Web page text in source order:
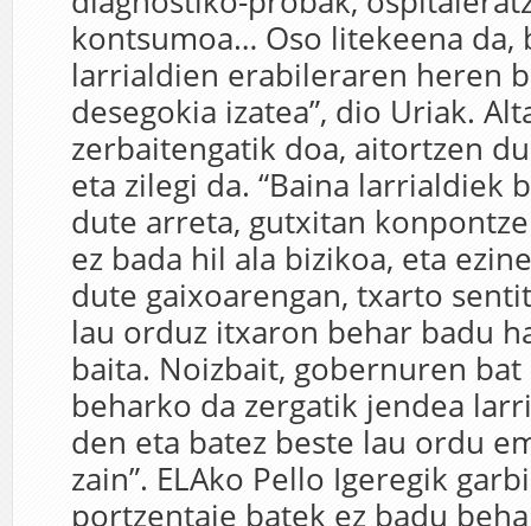
kontsumoa… Oso litekeena da,
larrialdien erabileraren heren
desegokia izatea”, dio Uriak.
zerbaitengatik doa, aitortzen
eta zilegi da. “Baina larrialdiek
dute arreta, gutxitan
ez bada hil ala bizikoa, eta
dute gaixoarengan, txarto
lau orduz itxaron behar badu
baita. Noizbait, gobernuren
beharko da zergatik jendea
den eta batez beste lau ordu
zain”. ELAko Pello Igeregik
portzentaje batek ez badu